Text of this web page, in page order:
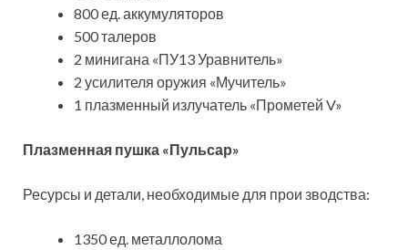
800 ед. аккумуляторов
500 талеров
2 минигана «ПУ13 Уравнитель»
2 усилителя оружия «Мучитель»
1 плазменный излучатель «Прометей V»
Плазменная пушка «Пульсар»
Ресурсы и детали, необходимые для прои зводства:
1350 ед. металлолома